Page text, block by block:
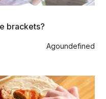
brackets?
Agoundefined